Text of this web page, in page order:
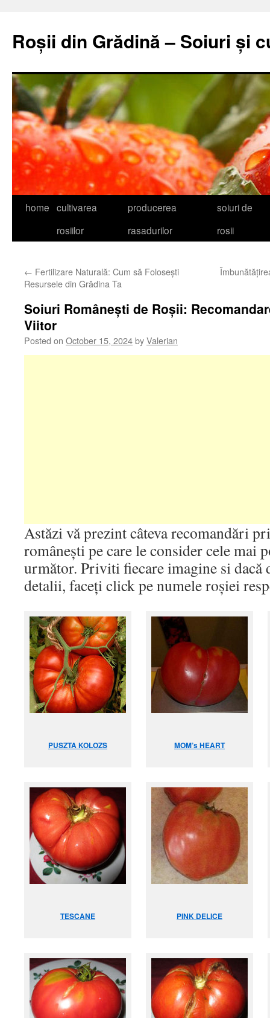
content
Roșii din Grădină – Soiuri și
home cultivarea
rosiilor
producerea
rasadurilor
soiuri de
rosii
← Fertilizare Naturală: Cum să Folosești
Resursele din Grădina Ta
Soiuri Românești de Roșii:
Viitor
Posted on October 15, 2024byValerian
Astăzi vă prezint câteva recomandări
românești pe care le consider cele mai
următor. Priviti fiecare imagine si
detalii, faceți click pe numele roșiei
PUSZTA KOLOZS MOM’s HEART
TESCANE PINK DELICE